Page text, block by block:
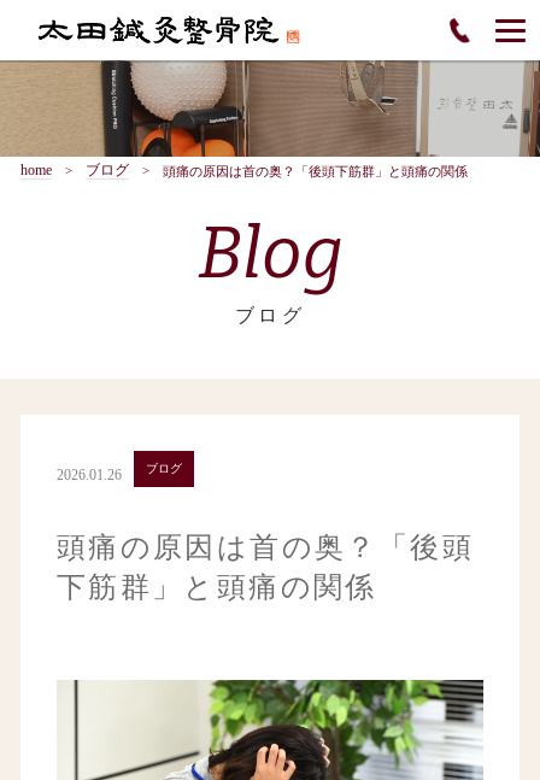
home ブログ 頭痛の原因は首の奥？「後頭下筋群」と頭痛の関係
Blog
ブログ
2026.01.26 ブログ
頭痛の原因は首の奥？「後頭
下筋群」と頭痛の関係